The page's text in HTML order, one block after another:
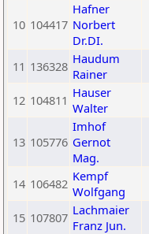
10 104417
Hafner
Norbert
Dr.DI.
11 136328 Haudum
Rainer
12 104811 Hauser
Walter
13 105776
Imhof
Gernot
Mag.
14 106482 Kempf
Wolfgang
15 107807 Lachmaier
Franz Jun.